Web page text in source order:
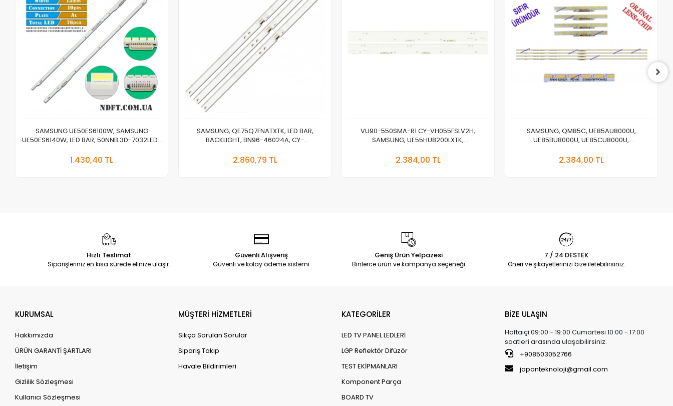
SAMSUNG UE50ES6100W, SAMSUNG
UE50ES6140W, LED BAR, 50NNB 3D-7032LED-
7032LED-MCPCB-R V2GE-500SMB-R0
1.430,40 TL
SAMSUNG, QE75Q7FNATXTK, LED BAR,
BACKLIGHT, BN96-46024A, CY-
2.860,79 TL
VU90-550SMA-R1 CY-VH055FSLV2H,
SAMSUNG, UE55HU8200LXTK,
BN96-31034A
2.384,00 TL
SAMSUNG, QM85C, UE85AU8000U,
UE85BU8000U, UE85CU8000U,
LEDLERİ, BN96-52592A, ES85SV8FPKWA52
2.384,00 TL
Hızlı Teslimat
Siparişleriniz en kısa sürede elinize ulaşır.
Güvenli Alışveriş
Güvenli ve kolay ödeme sistemi
Geniş Ürün Yelpazesi
Binlerce ürün ve kampanya seçeneği
7 / 24 DESTEK
Öneri ve şikayetlerinizi bize iletebilirsiniz.
KURUMSAL
Hakkımızda
ÜRÜN GARANTİ ŞARTLARI
İletişim
Gizlilik Sözleşmesi
Kullanıcı Sözleşmesi
MÜŞTERİ HİZMETLERİ
Sıkça Sorulan Sorular
Sipariş Takip
Havale Bildirimleri
KATEGORİLER
LED TV PANEL LEDLERİ
LGP Reflektör Difüzör
TEST EKİPMANLARI
Komponent Parça
BOARD TV
BİZE ULAŞIN
Haftaiçi 09:00 - 19:00 Cumartesi 10:00 - 17:00
saatleri arasında ulaşabilirsiniz.
+908503052766
japonteknoloji@gmail.com